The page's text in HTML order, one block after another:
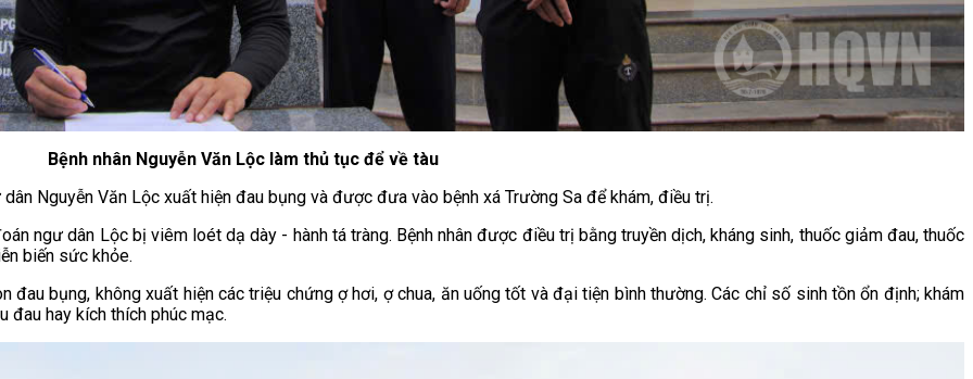
Bệnh nhân Nguyễn Văn Lộc làm thủ tục để về tàu
Nguyễn Văn Lộc xuất hiện đau bụng và được đưa vào bệnh xá Trường Sa để khám, điều trị.
ngư dân Lộc bị viêm loét dạ dày - hành tá tràng. Bệnh nhân được điều trị bằng truyền dịch, kháng sinh, thuốc giảm đau, thuốc
biến sức khỏe.
đau bụng, không xuất hiện các triệu chứng ợ hơi, ợ chua, ăn uống tốt và đại tiện bình thường. Các chỉ số sinh tồn ổn định; khám
đau hay kích thích phúc mạc.